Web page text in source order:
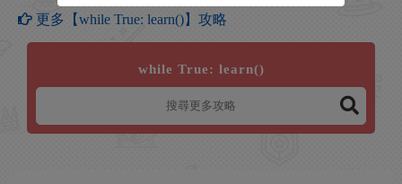
更多【while True: learn()】攻略
while True: learn()